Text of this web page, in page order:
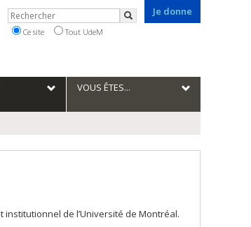
Je donne
Rechercher
Rechercher
Ce site Tout UdeM
VOUS ÊTES...
institutionnel de l’Université de Montréal.